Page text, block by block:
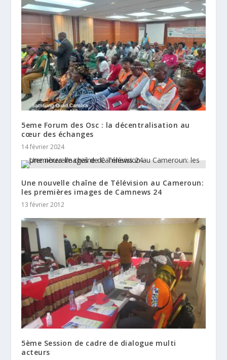
5eme Forum des Osc : la décentralisation au
cœur des échanges
14 février 2024
Une nouvelle chaîne de Télévision au Cameroun:
les premières images de Camnews 24
13 février 2012
5ème Session de cadre de dialogue multi
acteurs